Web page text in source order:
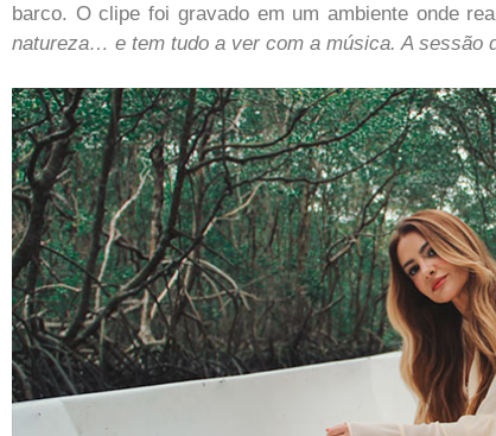
barco. O clipe foi gravado em um ambiente onde
natureza… e tem tudo a ver com a música. A sessão